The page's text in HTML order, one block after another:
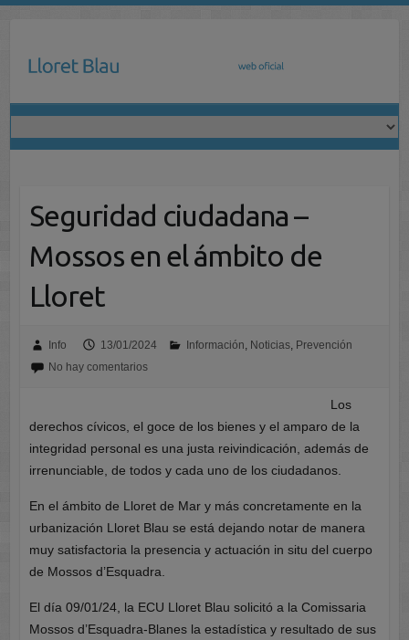
contenido
Seguridad ciudadana –
Mossos en el ámbito de
Lloret
Info 13/01/2024 Información, Noticias, Prevención
No hay comentarios
Los
derechos cívicos, el goce de los bienes y el amparo de la
integridad personal es una justa reivindicación, además de
irrenunciable, de todos y cada uno de los ciudadanos.
En el ámbito de Lloret de Mar y más concretamente en la
urbanización Lloret Blau se está dejando notar de manera
muy satisfactoria la presencia y actuación in situ del cuerpo
de Mossos d’Esquadra.
El día 09/01/24, la ECU Lloret Blau solicitó a la Comissaria
Mossos d’Esquadra-Blanes la estadística y resultado de sus